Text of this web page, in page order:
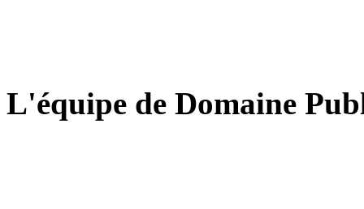
L'équipe de Domaine